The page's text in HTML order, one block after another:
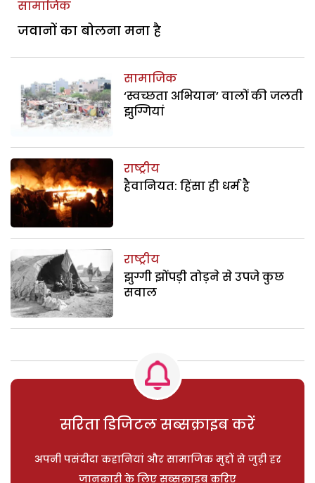
सामाजिक
जवानों का बोलना मना है
सामाजिक
‘स्वच्छता अभियान’ वालों की जलती
झुग्गियां
राष्ट्रीय
हैवानियत: हिंसा ही धर्म है
राष्ट्रीय
झुग्गी झोंपड़ी तोड़ने से उपजे कुछ
सवाल
सरिता डिजिटल सब्सक्राइब करें
अपनी पसंदीदा कहानियां और सामाजिक मुद्दों से जुड़ी हर
जानकारी के लिए सब्सक्राइब करिए